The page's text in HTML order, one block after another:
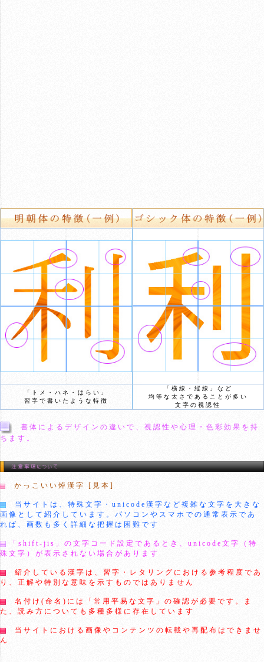
「トメ・ハネ・はらい」
習字で書いたような特徴
「横線・縦線」など
均等な太さであることが多い
文字の視認性
書体によるデザインの違いで、視認性や心理・色彩効果を持
ちます。
かっこいい焯漢字 [見本]
当サイトは、特殊文字・unicode漢字など複雑な文字を大きな
画像として紹介しています。パソコンやスマホでの通常表示であ
れば、画数も多く詳細な把握は困難です
「shift-jis」の文字コード設定であるとき、unicode文字（特
殊文字）が表示されない場合があります
紹介している漢字は、習字・レタリングにおける参考程度であ
り、正解や特別な意味を示すものではありません
名付け(命名)には「常用平易な文字」の確認が必要です。ま
た、読み方についても多種多様に存在しています
当サイトにおける画像やコンテンツの転載や再配布はできませ
ん